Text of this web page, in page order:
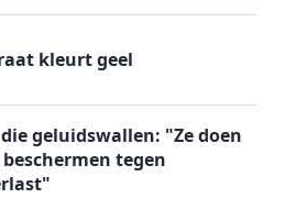
kleurt geel
geluidswallen: "Ze doen
tegen